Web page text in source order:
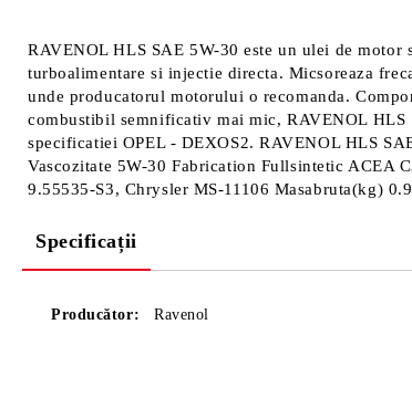
RAVENOL HLS SAE 5W-30 este un ulei de
turboalimentare si injectie directa. Micsoreaza
unde producatorul motorului o recomanda.
combustibil semnificativ mai mic, RAVENOL
specificatiei OPEL - DEXOS2. RAVENOL HLS
Vascozitate 5W-30 Fabrication Fullsintetic
9.55535-S3, Chrysler MS-11106 Masabruta(kg)
Specificații
Producător: Ravenol